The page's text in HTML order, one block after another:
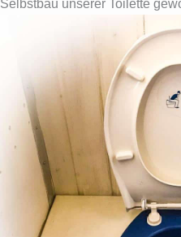
Selbstbau unserer Toilette